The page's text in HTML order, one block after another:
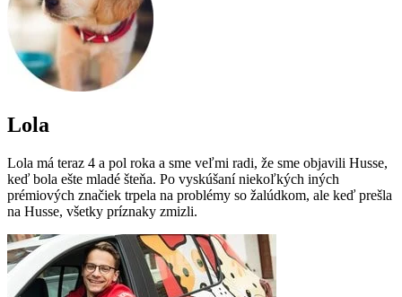
Lola
Lola má teraz 4 a pol roka a sme veľmi radi, že sme objavili Husse,
keď bola ešte mladé šteňa. Po vyskúšaní niekoľkých iných
prémiových značiek trpela na problémy so žalúdkom, ale keď prešla
na Husse, všetky príznaky zmizli.